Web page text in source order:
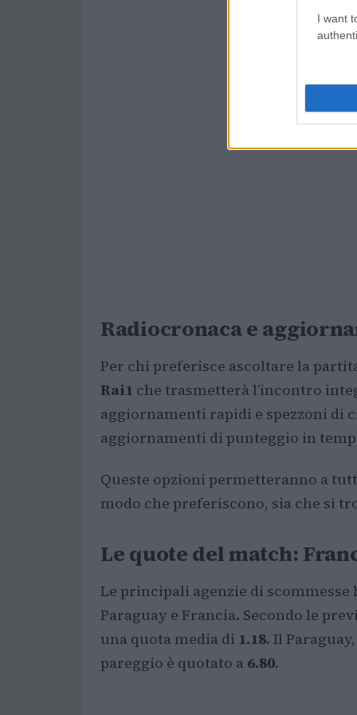
I want
Radiocronaca e
Per chi preferisce ascoltare la
Rai1 che trasmetterà l’incontro
aggiornamenti rapidi e spezzoni di
aggiornamenti di punteggio in
Queste opzioni permetteranno a
modo che preferiscono, sia che si
Le quote del match:
Le principali agenzie di
Paraguay e Francia. Secondo le
una quota media di 1.18. Il
pareggio è quotato a 6.80.